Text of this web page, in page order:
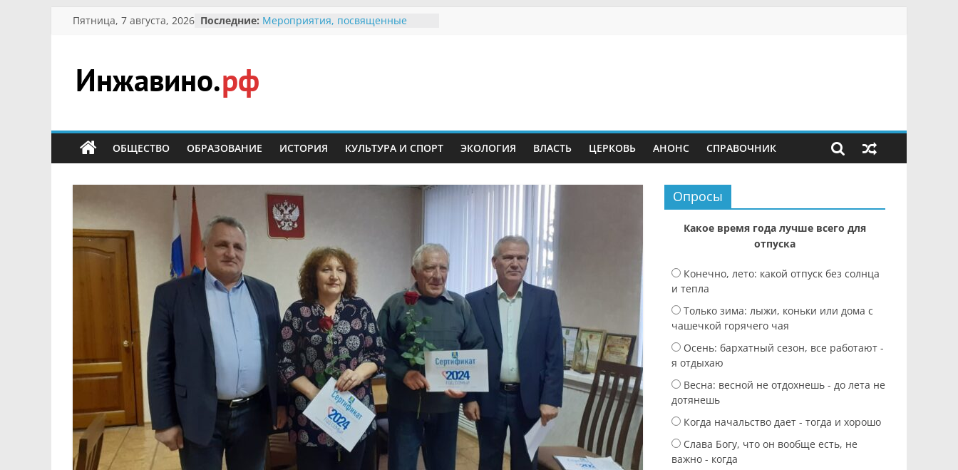
Перейти
Пятница, 7 августа, 2026 Последние: Мероприятия, посвященные
Безопасность в сети Интернет
Ученики приняли участие в
мероприятии «Сохраним
В вольере Воронинского
заповедника родились крапчатые
суслики
Инжавино.рф
сельский
портал
ОБЩЕСТВО ОБРАЗОВАНИЕ ИСТОРИЯ КУЛЬТУРА И СПОРТ ЭКОЛОГИЯ ВЛАСТЬ ЦЕРКОВЬ АНОНС СПРАВОЧНИК
Опросы
Какое время года лучше всего для
отпуска
Конечно, лето: какой отпуск без солнца
и тепла
Только зима: лыжи, коньки или дома с
чашечкой горячего чая
Осень: бархатный сезон, все работают -
я отдыхаю
Весна: весной не отдохнешь - до лета не
дотянешь
Когда начальство дает - тогда и хорошо
Слава Богу, что он вообще есть, не
важно - когда